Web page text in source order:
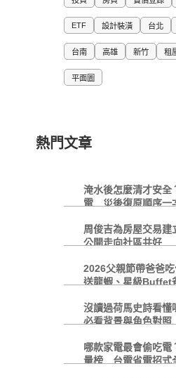
ETF 設計裝潢 台北
台南 高雄 新竹 租
平面圖
熱門文章
淹水後怎麼清才安全
電 災後復原順序一
周俊吉為房屋交易建
公開走向社區共好
2026父親節帶爸爸
送龍蝦、星級Buffet
沒讀過荷馬史詩看懂
必看背景與角色對照
哪款家電最會偷吃電
量榜 台電省電招式